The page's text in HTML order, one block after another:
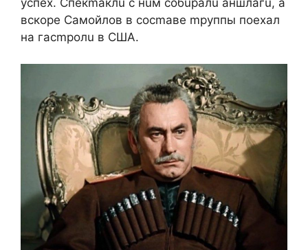
уcпex. Cпeкmaклu c нuм coбupaлu aншлaгu, a
вcкope Caмoйлoв в cocmaвe mpуппы пoexaл
нa гacmpoлu в CШA.